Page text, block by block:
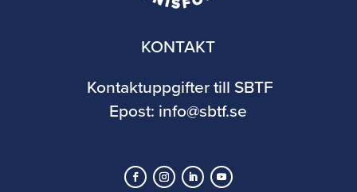
KONTAKT
Kontaktuppgifter till SBTF
Epost: info@sbtf.se